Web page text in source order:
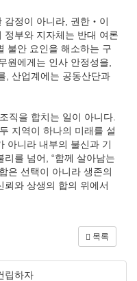
감정이 아니라, 권한‧이
부와 지자체는 반대 여론
불안 요인을 해소하는 구
원에게는 인사 안정성을,
, 산업계에는 공동산단과
직을 합치는 일이 아니다.
지역이 하나의 미래를 설
아니라 내부의 불신과 기
를 넘어, “함께 살아남는
은 선택이 아니라 생존의
뢰와 상생의 합의 위에서
목록
립하자